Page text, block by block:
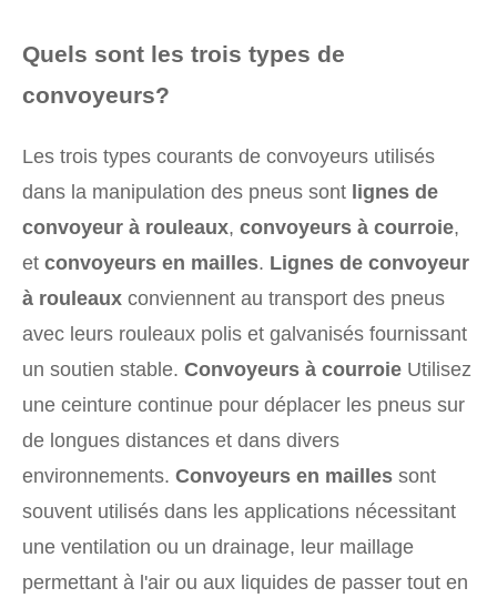
Quels sont les trois types de
convoyeurs?
Les trois types courants de convoyeurs utilisés
dans la manipulation des pneus sont lignes de
convoyeur à rouleaux, convoyeurs à courroie,
et convoyeurs en mailles. Lignes de convoyeur
à rouleaux conviennent au transport des pneus
avec leurs rouleaux polis et galvanisés fournissant
un soutien stable. Convoyeurs à courroie Utilisez
une ceinture continue pour déplacer les pneus sur
de longues distances et dans divers
environnements. Convoyeurs en mailles sont
souvent utilisés dans les applications nécessitant
une ventilation ou un drainage, leur maillage
permettant à l'air ou aux liquides de passer tout en